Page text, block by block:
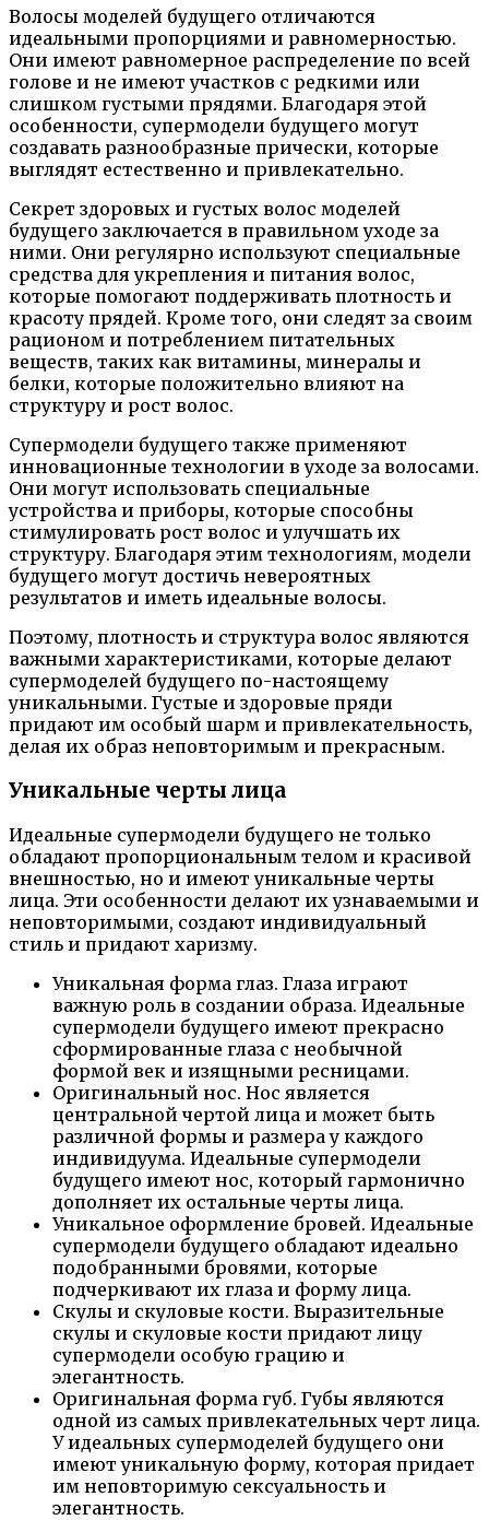
Волосы моделей будущего отличаются
идеальными пропорциями и равномерностью.
Они имеют равномерное распределение по всей
голове и не имеют участков с редкими или
слишком густыми прядями. Благодаря этой
особенности, супермодели будущего могут
создавать разнообразные прически, которые
выглядят естественно и привлекательно.
Секрет здоровых и густых волос моделей
будущего заключается в правильном уходе за
ними. Они регулярно используют специальные
средства для укрепления и питания волос,
которые помогают поддерживать плотность и
красоту прядей. Кроме того, они следят за своим
рационом и потреблением питательных
веществ, таких как витамины, минералы и
белки, которые положительно влияют на
структуру и рост волос.
Супермодели будущего также применяют
инновационные технологии в уходе за волосами.
Они могут использовать специальные
устройства и приборы, которые способны
стимулировать рост волос и улучшать их
структуру. Благодаря этим технологиям, модели
будущего могут достичь невероятных
результатов и иметь идеальные волосы.
Поэтому, плотность и структура волос являются
важными характеристиками, которые делают
супермоделей будущего по-настоящему
уникальными. Густые и здоровые пряди
придают им особый шарм и привлекательность,
делая их образ неповторимым и прекрасным.
Уникальные черты лица
Идеальные супермодели будущего не только
обладают пропорциональным телом и красивой
внешностью, но и имеют уникальные черты
лица. Эти особенности делают их узнаваемыми и
неповторимыми, создают индивидуальный
стиль и придают харизму.
Уникальная форма глаз. Глаза играют
важную роль в создании образа. Идеальные
супермодели будущего имеют прекрасно
сформированные глаза с необычной
формой век и изящными ресницами.
Оригинальный нос. Нос является
центральной чертой лица и может быть
различной формы и размера у каждого
индивидуума. Идеальные супермодели
будущего имеют нос, который гармонично
дополняет их остальные черты лица.
Уникальное оформление бровей. Идеальные
супермодели будущего обладают идеально
подобранными бровями, которые
подчеркивают их глаза и форму лица.
Скулы и скуловые кости. Выразительные
скулы и скуловые кости придают лицу
супермодели особую грацию и
элегантность.
Оригинальная форма губ. Губы являются
одной из самых привлекательных черт лица.
У идеальных супермоделей будущего они
имеют уникальную форму, которая придает
им неповторимую сексуальность и
элегантность.